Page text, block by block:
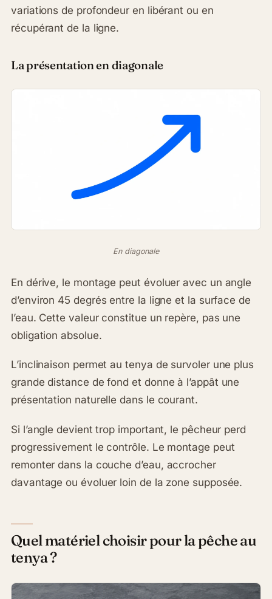
variations de profondeur en libérant ou en
récupérant de la ligne.
La présentation en diagonale
En diagonale
En dérive, le montage peut évoluer avec un angle
d’environ 45 degrés entre la ligne et la surface de
l’eau. Cette valeur constitue un repère, pas une
obligation absolue.
L’inclinaison permet au tenya de survoler une plus
grande distance de fond et donne à l’appât une
présentation naturelle dans le courant.
Si l’angle devient trop important, le pêcheur perd
progressivement le contrôle. Le montage peut
remonter dans la couche d’eau, accrocher
davantage ou évoluer loin de la zone supposée.
Quel matériel choisir pour la pêche au
tenya ?